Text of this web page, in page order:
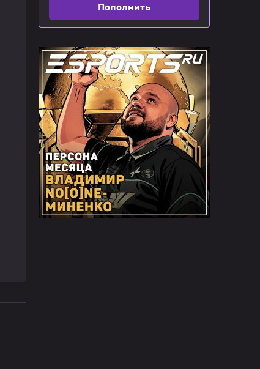
Пополнить